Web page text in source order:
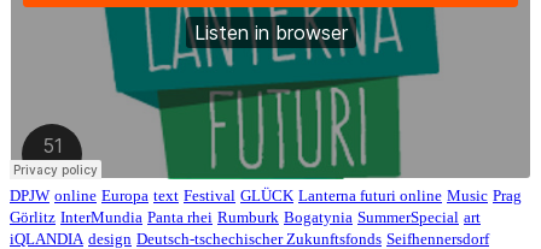
DPJW online Europa text Festival GLÜCK Lanterna futuri online Music Prag
Görlitz InterMundia Panta rhei Rumburk Bogatynia SummerSpecial art
iQLANDIA design Deutsch-tschechischer Zukunftsfonds Seifhennersdorf